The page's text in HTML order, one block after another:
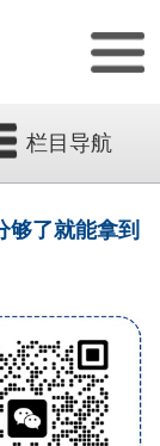
栏目导航
够了就能拿到